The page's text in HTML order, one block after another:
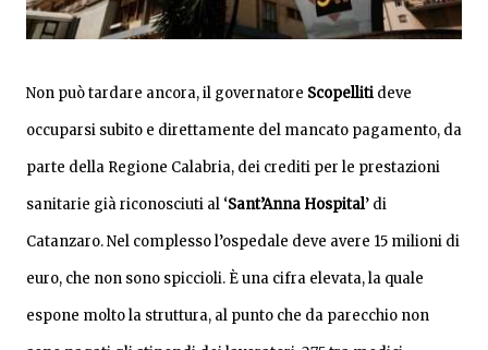
Non può tardare ancora, il governatore Scopelliti deve
occuparsi subito e direttamente del mancato pagamento, da
parte della Regione Calabria, dei crediti per le prestazioni
sanitarie già riconosciuti al ‘Sant’Anna Hospital’ di
Catanzaro. Nel complesso l’ospedale deve avere 15 milioni di
euro, che non sono spiccioli. È una cifra elevata, la quale
espone molto la struttura, al punto che da parecchio non